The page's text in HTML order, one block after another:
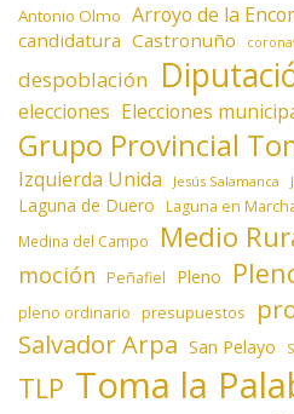
Antonio Olmo Arroyo de la
candidatura Castronuño
despoblación
elecciones Elecciones
Grupo Provincial
Izquierda Unida Jesús Salamanca
Laguna de Duero Laguna en
Medina del Campo Medio
moción Peñafiel Pleno
pleno ordinario presupuestos
Salvador Arpa San Pelayo
TLP Toma la